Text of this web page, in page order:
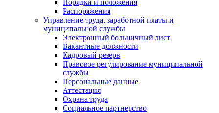
Порядки и положения
Распоряжения
Управление труда, заработной платы и
муниципальной службы
Электронный больничный лист
Вакантные должности
Кадровый резерв
Правовое регулирование муниципальной
службы
Персональные данные
Аттестация
Охрана труда
Социальное партнерство